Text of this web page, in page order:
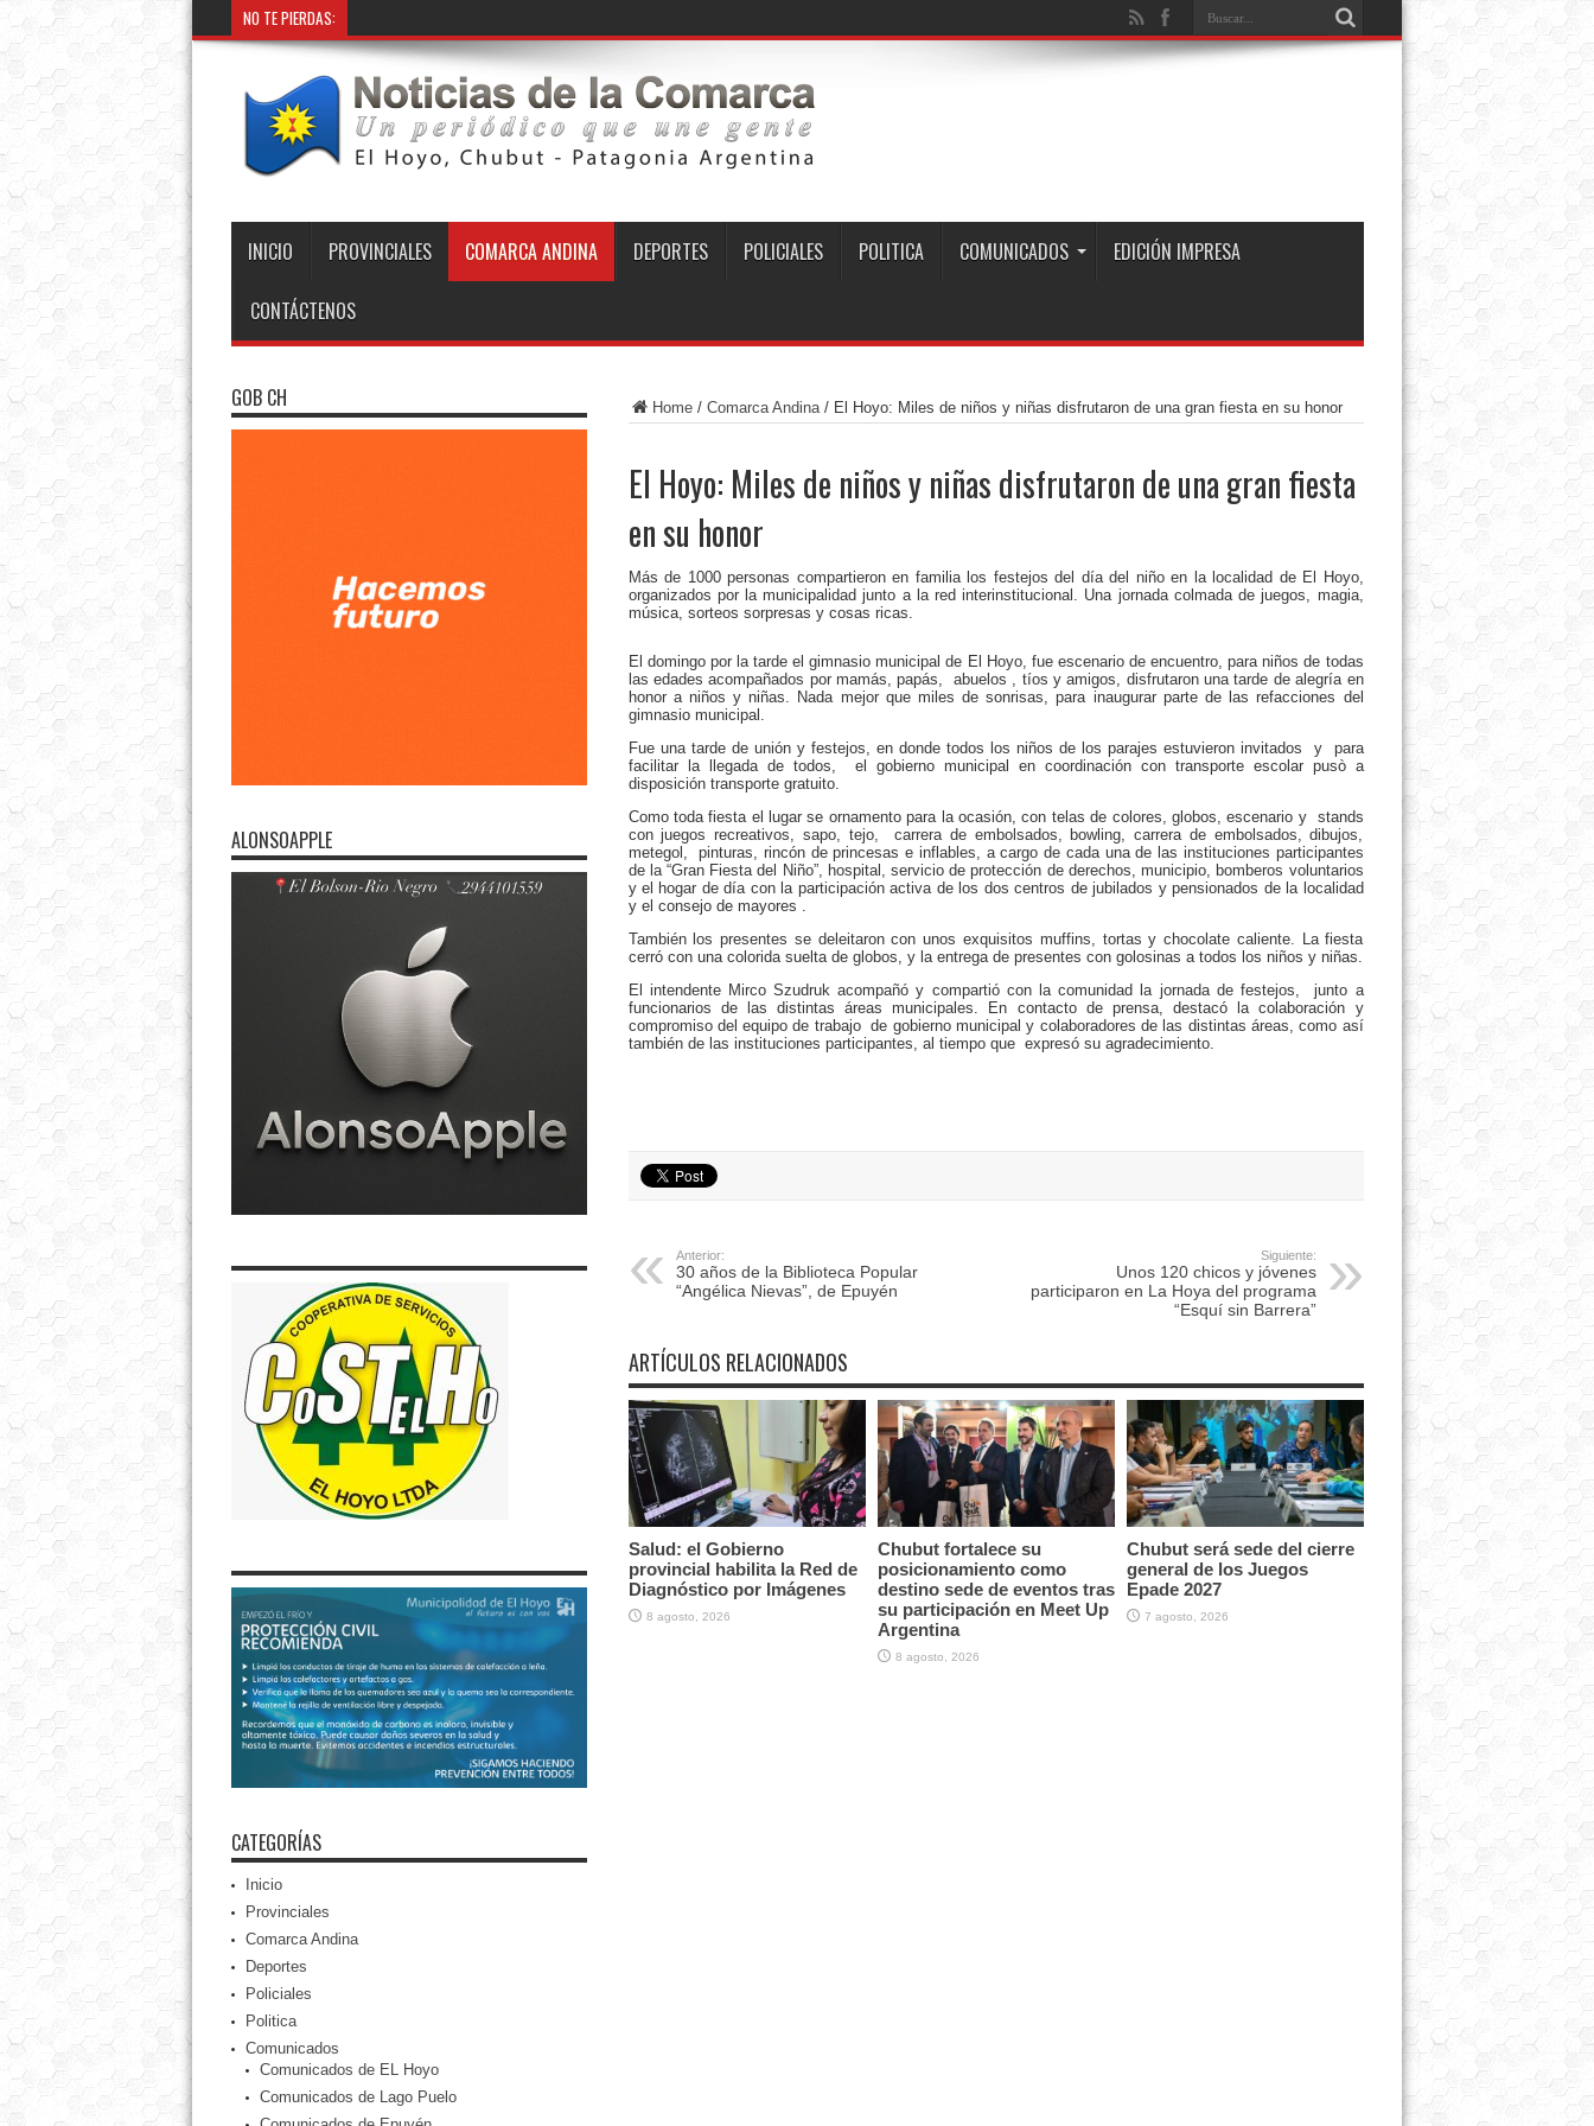
NO TE PIERDAS:
INICIO PROVINCIALES COMARCA ANDINA DEPORTES POLICIALES POLITICA COMUNICADOS EDICIÓN IMPRESA
CONTÁCTENOS
Home/ Comarca Andina/ El Hoyo: Miles de niños y niñas disfrutaron de una gran fiesta en su honor
El Hoyo: Miles de niños y niñas disfrutaron de una gran fiesta
en su honor
Más de 1000 personas compartieron en familia los festejos del día del niño en la localidad de El Hoyo,
organizados por la municipalidad junto a la red interinstitucional. Una jornada colmada de juegos, magia,
música, sorteos sorpresas y cosas ricas.
El domingo por la tarde el gimnasio municipal de El Hoyo, fue escenario de encuentro, para niños de todas
las edades acompañados por mamás, papás, abuelos , tíos y amigos, disfrutaron una tarde de alegría en
honor a niños y niñas. Nada mejor que miles de sonrisas, para inaugurar parte de las refacciones del
gimnasio municipal.
Fue una tarde de unión y festejos, en donde todos los niños de los parajes estuvieron invitados y para
facilitar la llegada de todos, el gobierno municipal en coordinación con transporte escolar pusò a
disposición transporte gratuito.
Como toda fiesta el lugar se ornamento para la ocasión, con telas de colores, globos, escenario y stands
con juegos recreativos, sapo, tejo, carrera de embolsados, bowling, carrera de embolsados, dibujos,
metegol, pinturas, rincón de princesas e inflables, a cargo de cada una de las instituciones participantes
de la “Gran Fiesta del Niño”, hospital, servicio de protección de derechos, municipio, bomberos voluntarios
y el hogar de día con la participación activa de los dos centros de jubilados y pensionados de la localidad
y el consejo de mayores .
También los presentes se deleitaron con unos exquisitos muffins, tortas y chocolate caliente. La fiesta
cerró con una colorida suelta de globos, y la entrega de presentes con golosinas a todos los niños y niñas.
El intendente Mirco Szudruk acompañó y compartió con la comunidad la jornada de festejos, junto a
funcionarios de las distintas áreas municipales. En contacto de prensa, destacó la colaboración y
compromiso del equipo de trabajo de gobierno municipal y colaboradores de las distintas áreas, como así
también de las instituciones participantes, al tiempo que expresó su agradecimiento.
Anterior:
30 años de la Biblioteca Popular
“Angélica Nievas”, de Epuyén
Siguiente:
Unos 120 chicos y jóvenes
participaron en La Hoya del programa
“Esquí sin Barrera”
ARTÍCULOS RELACIONADOS
Salud: el Gobierno
provincial habilita la Red de
Diagnóstico por Imágenes
8 agosto, 2026
Chubut fortalece su
posicionamiento como
destino sede de eventos tras
su participación en Meet Up
Argentina
8 agosto, 2026
Chubut será sede del cierre
general de los Juegos
Epade 2027
7 agosto, 2026
GOB CH
ALONSOAPPLE
CATEGORÍAS
Inicio
Provinciales
Comarca Andina
Deportes
Policiales
Politica
Comunicados
Comunicados de EL Hoyo
Comunicados de Lago Puelo